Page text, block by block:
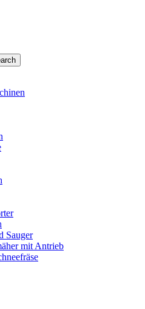
Sauger
mit Antrieb